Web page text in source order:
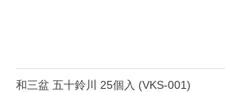
和三盆 五十鈴川 25個入 (VKS-001)